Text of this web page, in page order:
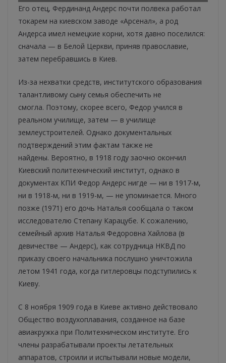
Его отец, Фердинанд Андерс почти полвека работал
токарем на киевском заводе «Арсенал», а род
Андерса имел немецкие корни, хотя давно поселился:
сначала — в Белой Церкви, приняв православие,
затем перебравшись в Киев.
Из-за нехватки средств, институтского образования
талантливому сыну семья обеспечить не
смогла. Поэтому, скорее всего, Федор учился в
реальном училище, затем — в училище
землеустроителей. Однако документальных
подтверждений этим фактам также не
найдены. Вероятно, в 1918 году заочно окончил
Киевский политехнический институт, однако в
документах КПИ Федор Андерс нигде — ни в 1917-м,
ни в 1918-м, ни в 1919-м, — не упоминается. Много
позже (1971) его дочь Наталья сообщала о таком
исследователю Степану Карацубе. К сожалению,
семейный архив Наталья Федоровна Хайлова (в
девичестве — Андерс), как сотрудница НКВД по
приказу своего начальника послушно уничтожила
летом 1941 года, когда гитлеровцы подступились к
Киеву.
С 8 ноября 1909 года в Киеве активно действовало
Общество воздухоплавания, созданное на базе
авиакружка при Политехническом институте. Его
члены разрабатывали проекты летательных
аппаратов, строили и испытывали новые модели,